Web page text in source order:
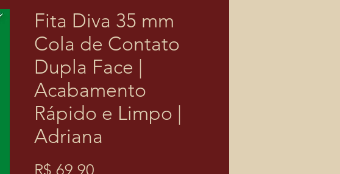
Fita Diva 35 mm
Cola de Contato
Dupla Face |
Acabamento
Rápido e Limpo |
Adriana
R$ 69,90